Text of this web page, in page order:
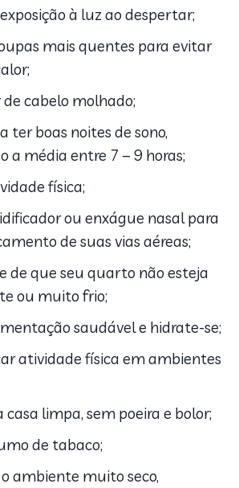
à luz ao despertar;
mais quentes para evitar
cabelo molhado;
ter boas noites de sono,
a média entre 7 – 9 horas;
física;
ou enxágue nasal para
de suas vias aéreas;
de que seu quarto não esteja
ou muito frio;
saudável e hidrate-se;
atividade física em ambientes
limpa, sem poeira e bolor;
de tabaco;
ambiente muito seco,